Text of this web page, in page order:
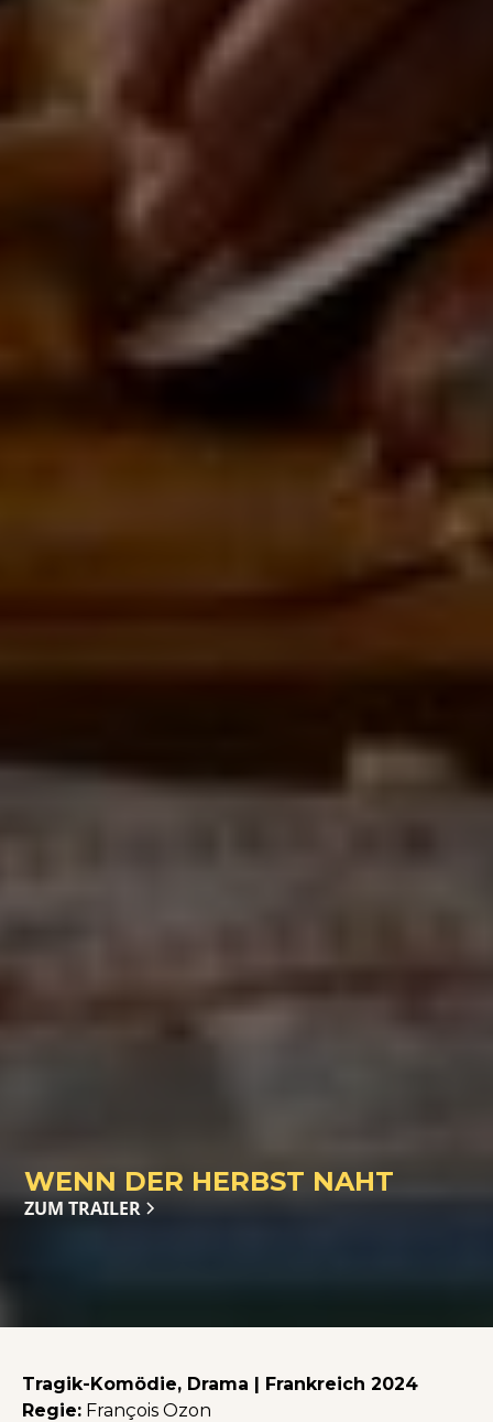
WENN DER HERBST NAHT
ZUM TRAILER
Tragik-Komödie, Drama | Frankreich 2024
Regie: François Ozon